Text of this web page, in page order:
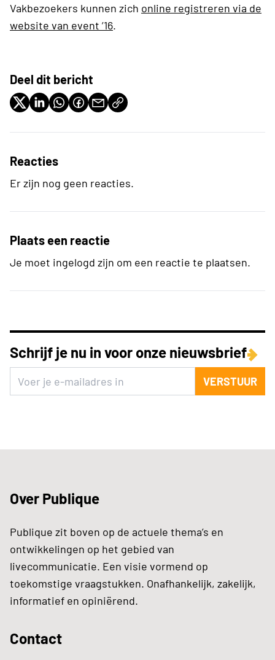
Vakbezoekers kunnen zich online registreren via de
website van event ’16.
Deel dit bericht
Reacties
Er zijn nog geen reacties.
Plaats een reactie
Je moet ingelogd zijn om een reactie te plaatsen.
Schrijf je nu in voor onze nieuwsbrief
VERSTUUR
Over Publique
Publique zit boven op de actuele thema’s en
ontwikkelingen op het gebied van
livecommunicatie. Een visie vormend op
toekomstige vraagstukken. Onafhankelijk, zakelijk,
informatief en opiniërend.
Contact